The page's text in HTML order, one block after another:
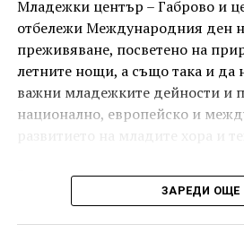
И двете вечери ще продължи
Младежки център – Габрово и
отбележи Международния ден
преживяване, посветено на
летните нощи, а също така и да
важни младежките дейности и
национално, европейско и
Вечерта е в пика на метеорния
едно от най-красивите иЗАРЕДИ ОЩЕ